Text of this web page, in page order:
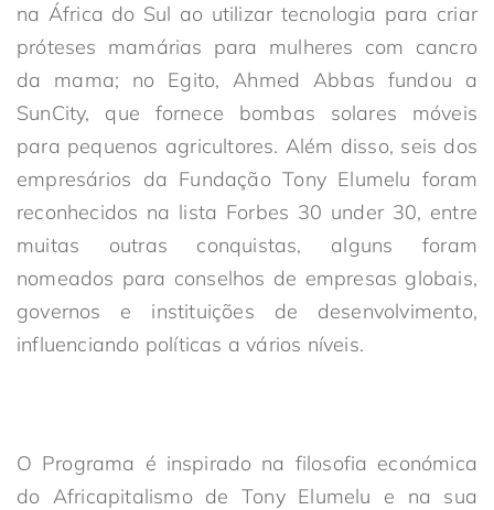
na África do Sul ao utilizar tecnologia para criar
próteses mamárias para mulheres com cancro
da mama; no Egito, Ahmed Abbas fundou a
SunCity, que fornece bombas solares móveis
para pequenos agricultores. Além disso, seis dos
empresários da Fundação Tony Elumelu foram
reconhecidos na lista Forbes 30 under 30, entre
muitas outras conquistas, alguns foram
nomeados para conselhos de empresas globais,
governos e instituições de desenvolvimento,
influenciando políticas a vários níveis.
O Programa é inspirado na filosofia económica
do Africapitalismo de Tony Elumelu e na sua